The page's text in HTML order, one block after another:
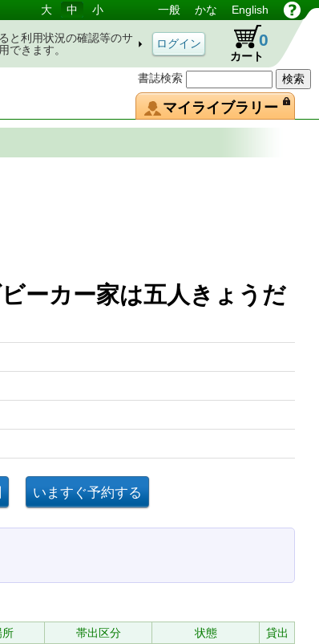
書誌検索
大 中 小 一般 かな English
と利用状況の確認等のサ
できます。
カート
0
マイライブラリー
ーカー家は五人きょうだ
所 帯出区分 状態
貸出